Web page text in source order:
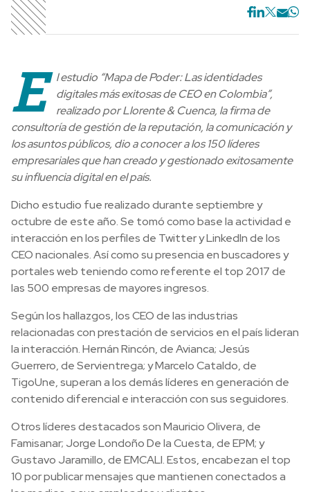
E
l estudio “Mapa de Poder: Las identidades
digitales más exitosas de CEO en Colombia”,
realizado por Llorente & Cuenca, la firma de
consultoría de gestión de la reputación, la comunicación y
los asuntos públicos, dio a conocer a los 150 líderes
empresariales que han creado y gestionado exitosamente
su influencia digital en el país.
Dicho estudio fue realizado durante septiembre y
octubre de este año. Se tomó como base la actividad e
interacción en los perfiles de Twitter y LinkedIn de los
CEO nacionales. Así como su presencia en buscadores y
portales web teniendo como referente el top 2017 de
las 500 empresas de mayores ingresos.
Según los hallazgos, los CEO de las industrias
relacionadas con prestación de servicios en el país lideran
la interacción. Hernán Rincón, de Avianca; Jesús
Guerrero, de Servientrega; y Marcelo Cataldo, de
TigoUne, superan a los demás líderes en generación de
contenido diferencial e interacción con sus seguidores.
Otros líderes destacados son Mauricio Olivera, de
Famisanar; Jorge Londoño De la Cuesta, de EPM; y
Gustavo Jaramillo, de EMCALI. Estos, encabezan el top
10 por publicar mensajes que mantienen conectados a